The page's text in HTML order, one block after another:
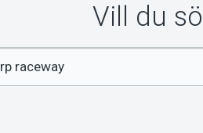
Vill du